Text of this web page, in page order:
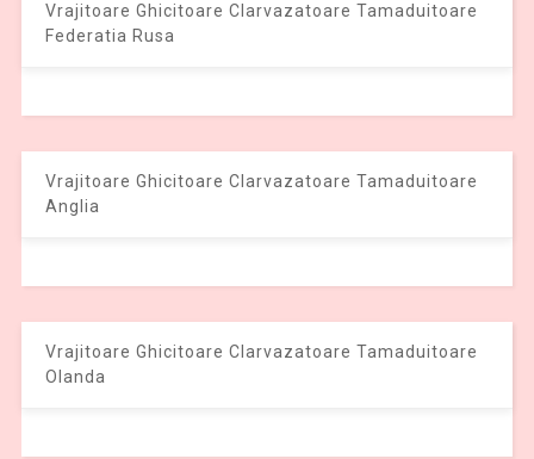
Vrajitoare Ghicitoare Clarvazatoare Tamaduitoare
Federatia Rusa
Vrajitoare Ghicitoare Clarvazatoare Tamaduitoare
Anglia
Vrajitoare Ghicitoare Clarvazatoare Tamaduitoare
Olanda